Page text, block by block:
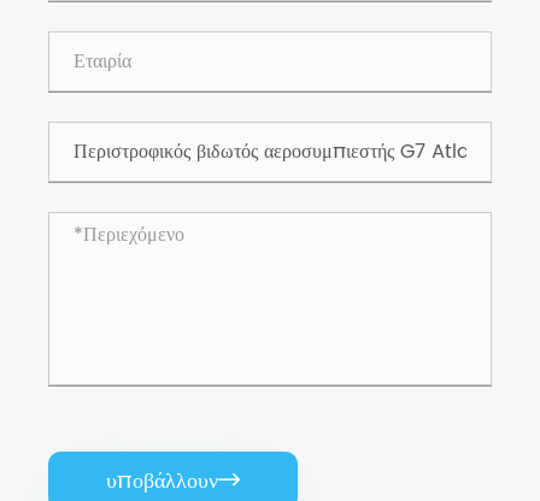
υποβάλλουν